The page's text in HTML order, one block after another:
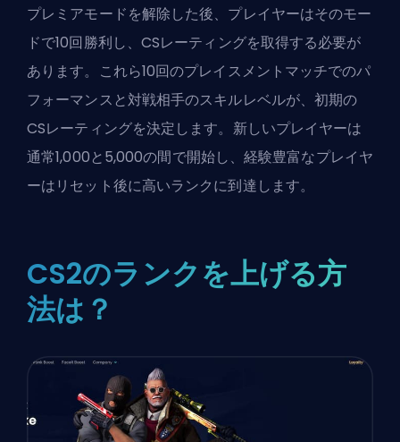
プレミアモードを解除した後、プレイヤーはそのモー
ドで10回勝利し、CSレーティングを取得する必要が
あります。これら10回のプレイスメントマッチでのパ
フォーマンスと対戦相手のスキルレベルが、初期の
CSレーティングを決定します。新しいプレイヤーは
通常1,000と5,000の間で開始し、経験豊富なプレイヤ
ーはリセット後に高いランクに到達します。
CS2のランクを上げる方
法は？